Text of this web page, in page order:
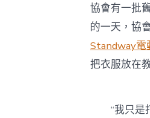
協會有一批
的一天，協
Standway電
把衣服放在
“我只是打